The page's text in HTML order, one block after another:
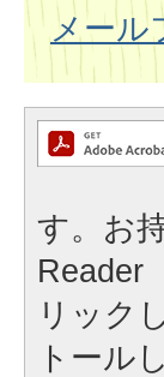
メール
す。お
Reader
リック
トール